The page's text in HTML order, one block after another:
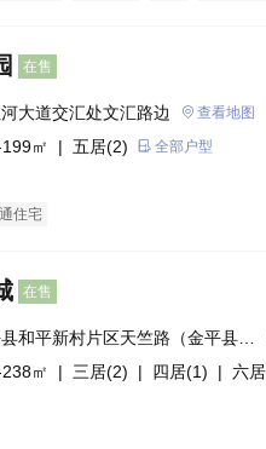
在售
大道交汇处文汇路边 查看地图
199㎡ | 五居(2) 全部户型
住宅
在售
和平新村片区天竺路（金平县绿
旁）
238㎡ | 三居(2) | 四居(1) | 六